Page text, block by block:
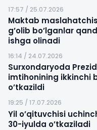
17:57 / 25.07.2026
Maktab
g’olib bo’lganlar
ishga olinadi
16:14 / 24.07.2026
Surxondaryoda
imtihonining ikkinchi
o’tkazildi
19:25 / 17.07.2026
Yil o’qituvchisi
30-iyulda o’tkaziladi